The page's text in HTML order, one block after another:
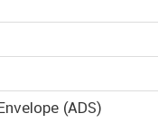
(ADS)